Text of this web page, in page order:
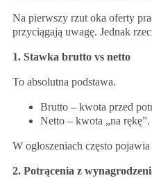
Na pierwszy rzut oka oferty
przyciągają uwagę. Jednak
1. Stawka brutto vs netto
To absolutna podstawa.
Brutto – kwota przed
Netto – kwota „na rękę”.
W ogłoszeniach często
2. Potrącenia z